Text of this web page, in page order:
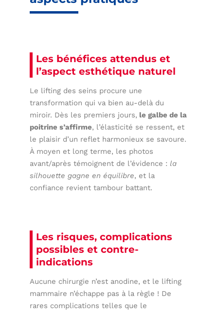
Les bénéfices attendus et
l’aspect esthétique naturel
Le lifting des seins procure une
transformation qui va bien au-delà du
miroir. Dès les premiers jours, le galbe de la
poitrine s’affirme, l’élasticité se ressent, et
le plaisir d’un reflet harmonieux se savoure.
À moyen et long terme, les photos
avant/après témoignent de l’évidence : la
silhouette gagne en équilibre, et la
confiance revient tambour battant.
Les risques, complications
possibles et contre-
indications
Aucune chirurgie n’est anodine, et le lifting
mammaire n’échappe pas à la règle ! De
rares complications telles que le